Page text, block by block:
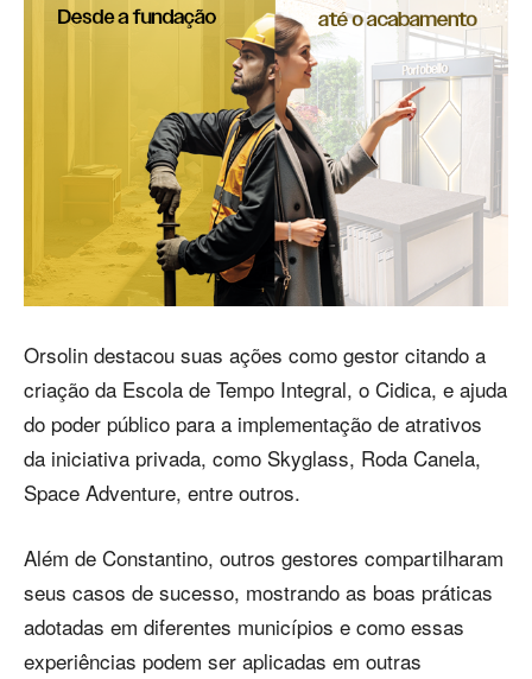
Orsolin destacou suas ações como gestor citando a
criação da Escola de Tempo Integral, o Cidica, e ajuda
do poder público para a implementação de atrativos
da iniciativa privada, como Skyglass, Roda Canela,
Space Adventure, entre outros.
Além de Constantino, outros gestores compartilharam
seus casos de sucesso, mostrando as boas práticas
adotadas em diferentes municípios e como essas
experiências podem ser aplicadas em outras